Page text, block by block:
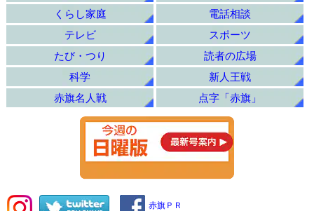
くらし家庭
電話相談
テレビ
スポーツ
たび・つり
読者の広場
科学
新人王戦
赤旗名人戦
点字「赤旗」
赤旗ＰＲ